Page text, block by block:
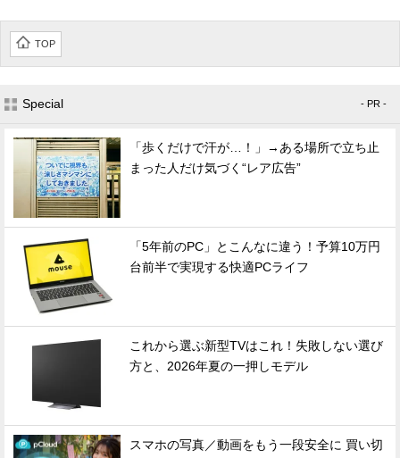
TOP
Special - PR -
「歩くだけで汗が…！」→ある場所で立ち止
まった人だけ気づく“レア広告”
「5年前のPC」とこんなに違う！予算10万円
台前半で実現する快適PCライフ
これから選ぶ新型TVはこれ！失敗しない選び
方と、2026年夏の一押しモデル
スマホの写真／動画をもう一段安全に 買い切